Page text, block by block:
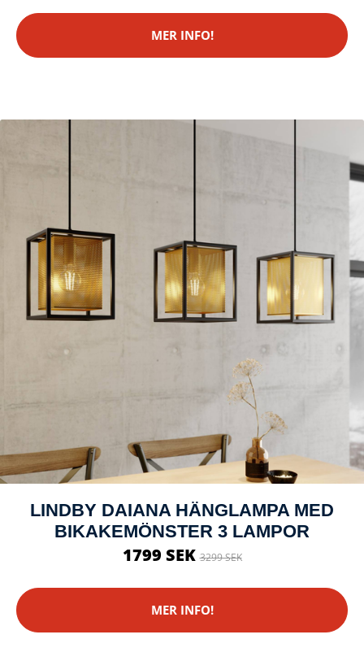
MER INFO!
LINDBY DAIANA HÄNGLAMPA MED
BIKAKEMÖNSTER 3 LAMPOR
1799 SEK3299 SEK
MER INFO!